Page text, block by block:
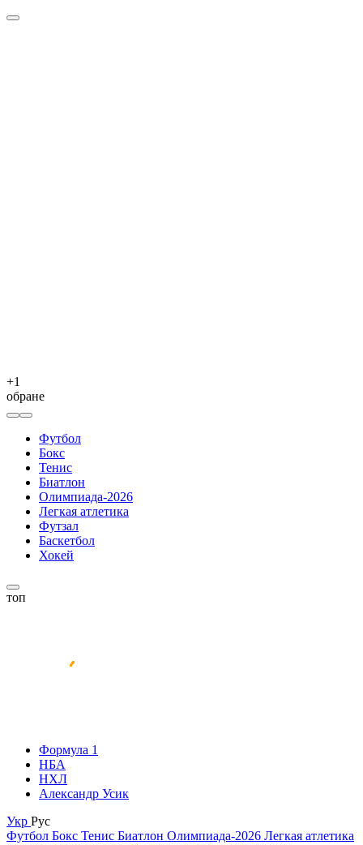
+1
обране
Футбол
Бокс
Тенис
Биатлон
Олимпиада-2026
Легкая атлетика
Футзал
Баскетбол
Хокей
топ
Формула 1
НБА
НХЛ
Александр Усик
Укр Рус
Футбол Бокс Тенис Биатлон Олимпиада-2026 Легкая атлетика